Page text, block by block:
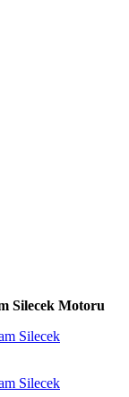
Silecek Motoru